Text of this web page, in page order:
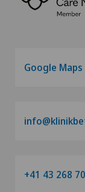
Google Maps
+41 43 268